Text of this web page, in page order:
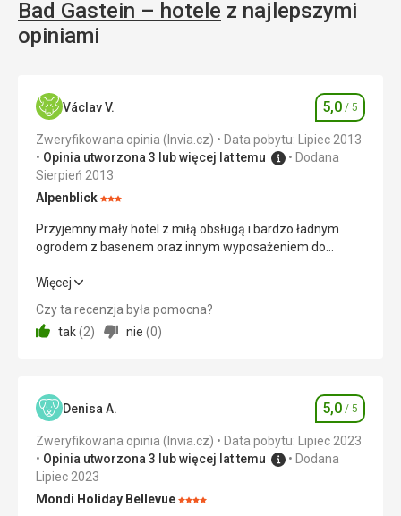
Bad Gastein – hotele z najlepszymi
opiniami
Václav V. Ocena
5,0 / 5
Zweryfikowana opinia (Invia.cz)
Data pobytu: Lipiec 2013
Opinia utworzona 3 lub więcej lat temu
Dodana
Sierpień 2013
AlpenblickOcena:
Przyjemny mały hotel z miłą obsługą i bardzo ładnym
ogrodem z basenem oraz innym wyposażeniem do
Przyjemny mały hotel z miłą obsługą i bardzo ładnym
relaksu.
Okolica 5,0/ 5
Usługi 5,0
Cena
Więcej
Czy ta recenzja była pomocna?
tak (2) nie (0)
Denisa A. Ocena
5,0 / 5
Zweryfikowana opinia (Invia.cz)
Data pobytu: Lipiec 2023
Opinia utworzona 3 lub więcej lat temu
Dodana
Lipiec 2023
Mondi Holiday BellevueOcena: